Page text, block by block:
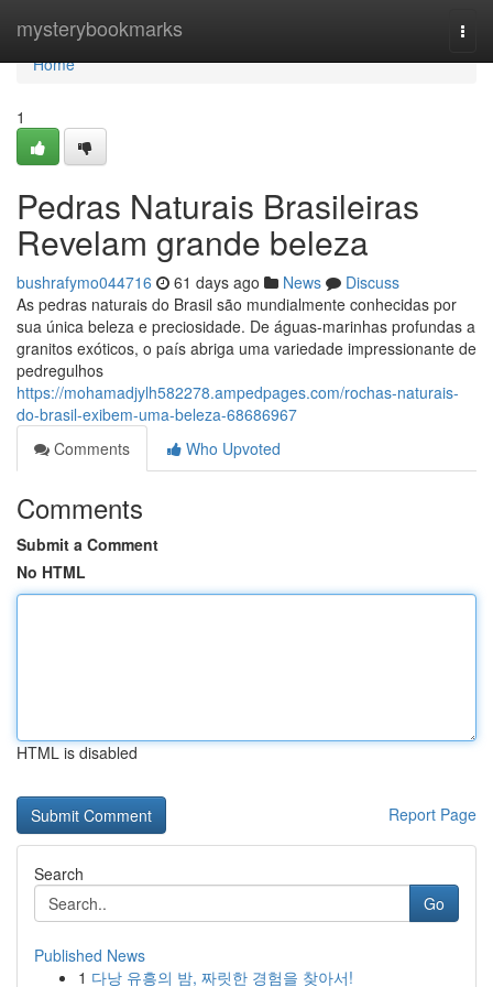
mysterybookmarks
Home
Home
1
Pedras Naturais Brasileiras
Revelam grande beleza
bushrafymo044716 61 days ago News
Discuss
As pedras naturais do Brasil são mundialmente conhecidas por
sua única beleza e preciosidade. De águas-marinhas profundas a
granitos exóticos, o país abriga uma variedade impressionante de
pedregulhos
https://mohamadjylh582278.ampedpages.com/rochas-naturais-
do-brasil-exibem-uma-beleza-68686967
Comments
Who Upvoted
Comments
Submit a Comment
No HTML
HTML is disabled
Report Page
Search
Go
Published News
1 다낭 유흥의 밤, 짜릿한 경험을 찾아서!